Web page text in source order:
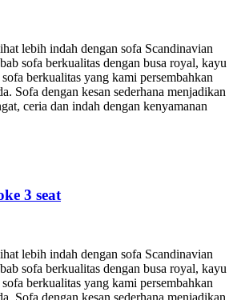
lebih indah dengan sofa Scandinavian
sofa berkualitas dengan busa royal, kayu
berkualitas yang kami persembahkan
Sofa dengan kesan sederhana menjadikan
ceria dan indah dengan kenyamanan
3 seat
lebih indah dengan sofa Scandinavian
sofa berkualitas dengan busa royal, kayu
berkualitas yang kami persembahkan